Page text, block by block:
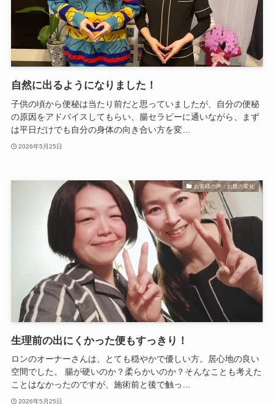
自然に出るようになりました！
子供の頃から便秘は当たり前だと思っていましたが、自分の便秘
の原因をアドバイスしてもらい、腸セラピーに通いながら、まず
は平日だけでも自分の身体の向き合い方を変…
2026年5月25日
お客様の声：お腹の変化
生理前の出にくかった便もすっきり！
ロンのオーナーさんは、とても穏やかで優しい方。居心地の良い
空間でした。 腸が硬いのか？柔らかいのか？そんなことも考えた
ことはなかったのですが、施術前と後で触っ…
2026年5月25日